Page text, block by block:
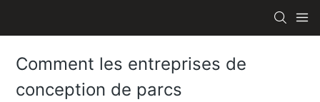
Comment les entreprises de
conception de parcs